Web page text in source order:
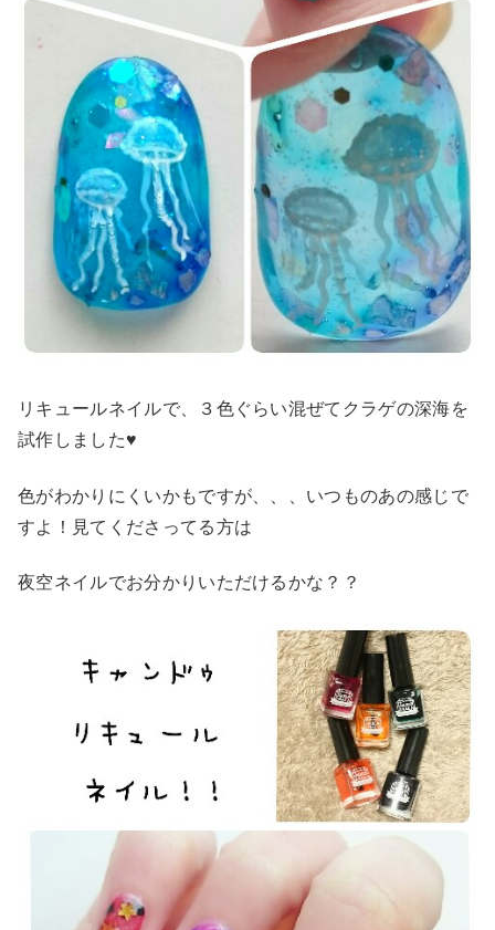
リキュールネイルで、３色ぐらい混ぜてクラゲの深海を
試作しました♥
色がわかりにくいかもですが、、、いつものあの感じで
すよ！見てくださってる方は
夜空ネイルでお分かりいただけるかな？？